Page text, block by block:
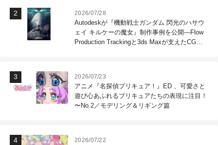
2026/07/28
Autodeskが『機動戦士ガンダム 閃光のハサウ
ェイ キルケーの魔女』制作事例を公開―Flow
Production Trackingと3ds Maxが支えたCG制
2026/07/23
アニメ『名探偵プリキュア！』ED 、可愛さと
遊び心あふれるプリキュアたちの表現に注目！
〜No.2／モデリング＆リギング篇
2026/07/22